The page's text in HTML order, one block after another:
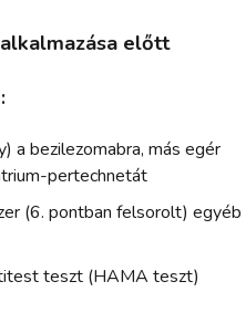
előtt
a bezilezomabra, más egér
pertechnetát
(6. pontban felsorolt) egyéb
teszt (HAMA teszt)